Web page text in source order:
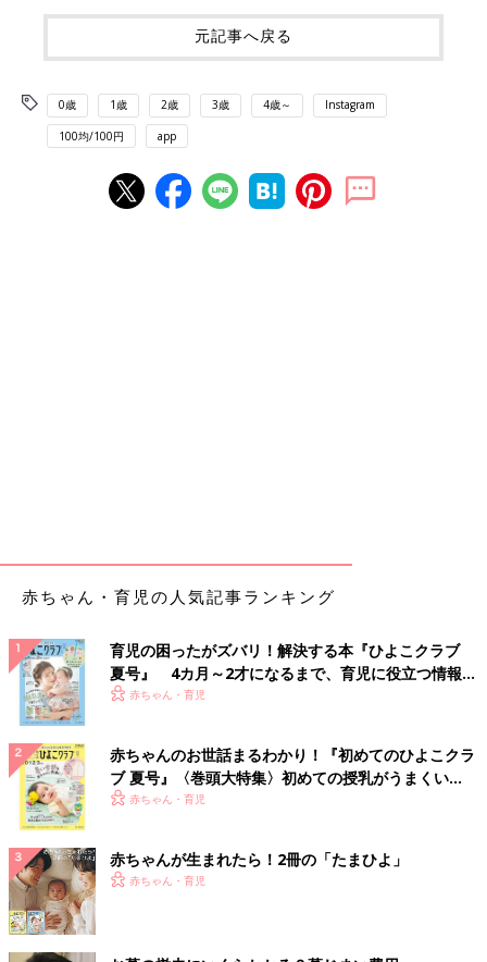
元記事へ戻る
0歳 1歳 2歳 3歳 4歳～ Instagram
100均/100円 app
赤ちゃん・育児の人気記事ランキング
育児の困ったがズバリ！解決する本『ひよこクラブ
夏号』 4カ月～2才になるまで、育児に役立つ情報が
いっぱい！
赤ちゃん・育児
赤ちゃんのお世話まるわかり！『初めてのひよこクラ
ブ 夏号』〈巻頭大特集〉初めての授乳がうまくい
く！ おっぱい・ミルクの基本と夏のトラブル 解決テ
赤ちゃん・育児
赤ちゃんが生まれたら！2冊の「たまひよ」
赤ちゃん・育児